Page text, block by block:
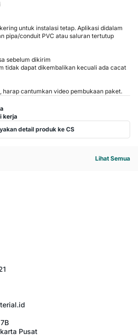
untuk instalasi tetap. Aplikasi didalam
pipa/conduit PVC atau saluran tertutup
sebelum dikirim
tidak dapat dikembalikan kecuali ada cacat
cantumkan video pembukaan paket.
kerja
detail produk ke CS
Lihat Semua
Pusat